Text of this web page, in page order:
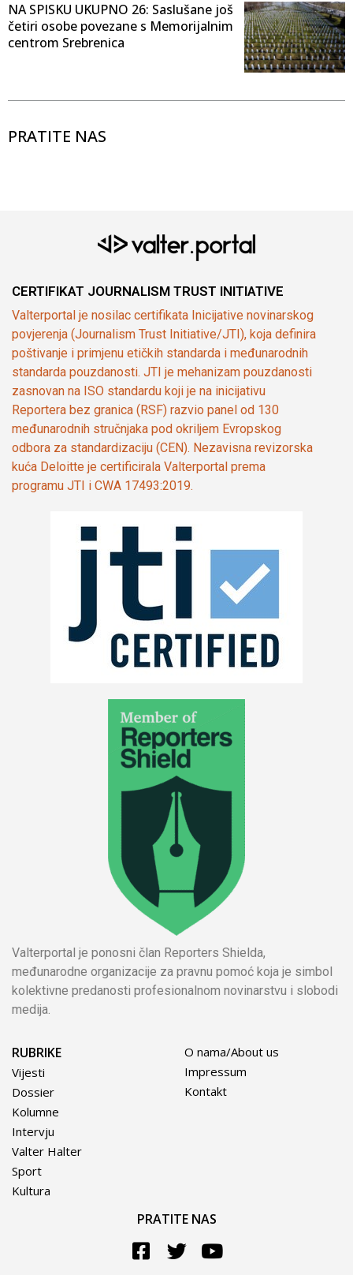
NA SPISKU UKUPNO 26: Saslušane još
četiri osobe povezane s Memorijalnim
centrom Srebrenica
PRATITE NAS
CERTIFIKAT JOURNALISM TRUST INITIATIVE
Valterportal je nosilac certifikata Inicijative novinarskog
povjerenja (Journalism Trust Initiative/JTI), koja definira
poštivanje i primjenu etičkih standarda i međunarodnih
standarda pouzdanosti. JTI je mehanizam pouzdanosti
zasnovan na ISO standardu koji je na inicijativu
Reportera bez granica (RSF) razvio panel od 130
međunarodnih stručnjaka pod okriljem Evropskog
odbora za standardizaciju (CEN). Nezavisna revizorska
kuća Deloitte je certificirala Valterportal prema
programu JTI i CWA 17493:2019.
Valterportal je ponosni član Reporters Shielda,
međunarodne organizacije za pravnu pomoć koja je simbol
kolektivne predanosti profesionalnom novinarstvu i slobodi
medija.
RUBRIKE
Vijesti
Dossier
Kolumne
Intervju
Valter Halter
Sport
Kultura
O nama/About us
Impressum
Kontakt
PRATITE NAS